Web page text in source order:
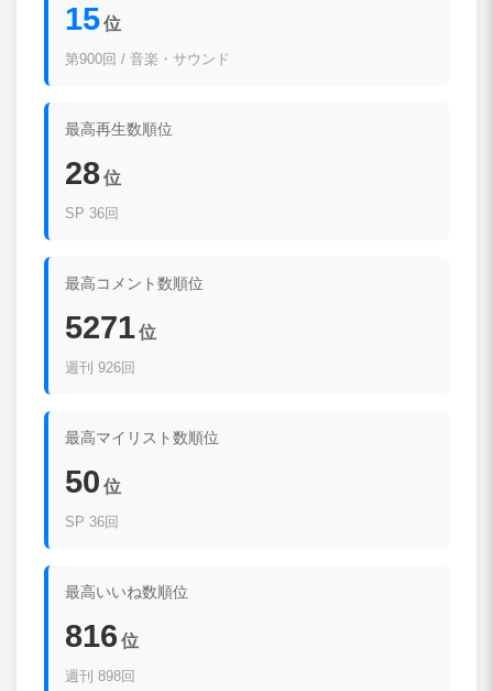
15位
第900回 / 音楽・サウンド
最高再生数順位
28位
SP 36回
最高コメント数順位
5271位
週刊 926回
最高マイリスト数順位
50 位
SP 36回
最高いいね数順位
816 位
週刊 898回